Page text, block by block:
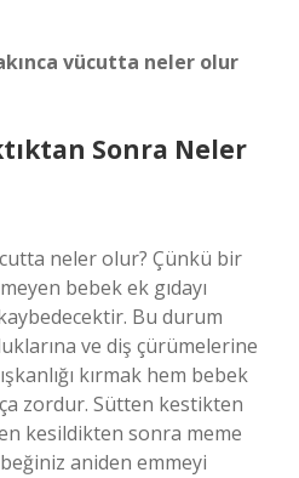
vücutta neler olur
Sonra Neler
neler olur? Çünkü bir
bebek ek gıdayı
Bu durum
ve diş çürümelerine
kırmak hem bebek
zordur. Sütten kestikten
kesildikten sonra meme
aniden emmeyi